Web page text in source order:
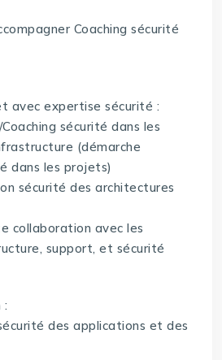
Coaching sécurité
avec expertise sécurité :
sécurité dans les
(démarche
dans les projets)
sécurité des architectures
collaboration avec les
support, et sécurité
:
des applications et des